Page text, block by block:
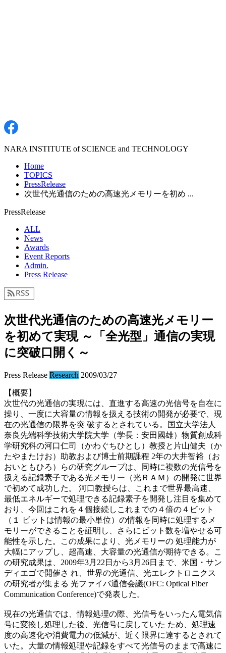
NARA INSTITUTE of SCIENCE and TECHNOLOGY
Home
TOPICS
PressRelease
次世代光通信のための高速光メモリーを初め ...
PressRelease
ALL
News
Awards
Event Reports
Admin.
Press Release
次世代光通信のための高速光メモリー
を初めて実現 ～「全光型」通信の実現
に突破口開く～
Press Release Research 2009/03/27
【概要】
次世代の光通信の実現には、直進する高速の光信号を自在に
操り、一度に大容量の情報を扱える技術の開発が必要で、現
在の光通信の限界を突 破するとされている。国立大学法人
奈良先端科学技術大学院大学（学長：安田國雄）物質創成科
学研究科の河口仁司（かわぐちひとし）教授と片山健夫（か
たやまたけお）助教および博士前期課程 2年の大井智裕（お
おいともひろ）らの研究グループは、同時に複数の光信号を
扱える記録素子である光メモリー（光ＲＡＭ）の開発に世界
で初めて成功した。 河口教授らは、これまで世界最高速、
最低エネルギーで処理できる記録素子を開発し注目を集めて
おり、今回はこれを４個接続しこれまでの４倍の４ビット
（１ ビットは情報の最小単位）の情報を同時に処理するメ
モリーができることを証明し、さらにビット数を増やせる可
能性を示した。この成果により、光メモリーの 処理能力が
大幅にアップし、超高速、大容量の光通信が期待できる。こ
の研究成果は、2009年3月22日から3月26日まで、米国・サン
ディエゴで開催さ れ、世界の光通信、光エレクトロニクス
の研究者が集まる 光ファイバ通信会議(OFC: Optical Fiber
Communication Conference)で発表した。
現在の光通信では、情報処理の際、光信号をいったん電気信
号に変換し処理した後、光信号に戻していた ため、処理速
度の高速化や消費電力の低減が、近く限界に達するとされて
いた。大量の情報処理や記録をすべて光信号のままで高速に